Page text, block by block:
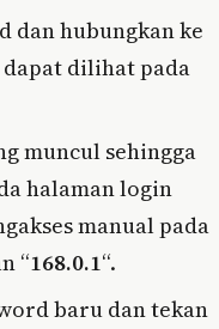
dan hubungkan ke
dilihat pada
muncul sehingga
halaman login
manual pada
“168.0.1“.
baru dan tekan